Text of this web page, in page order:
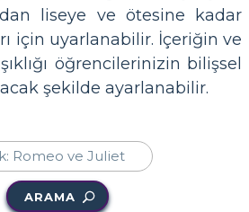
liseye ve ötesine kadar
için uyarlanabilir. İçeriğin ve
öğrencilerinizin bilişsel
şekilde ayarlanabilir.
ARAMA